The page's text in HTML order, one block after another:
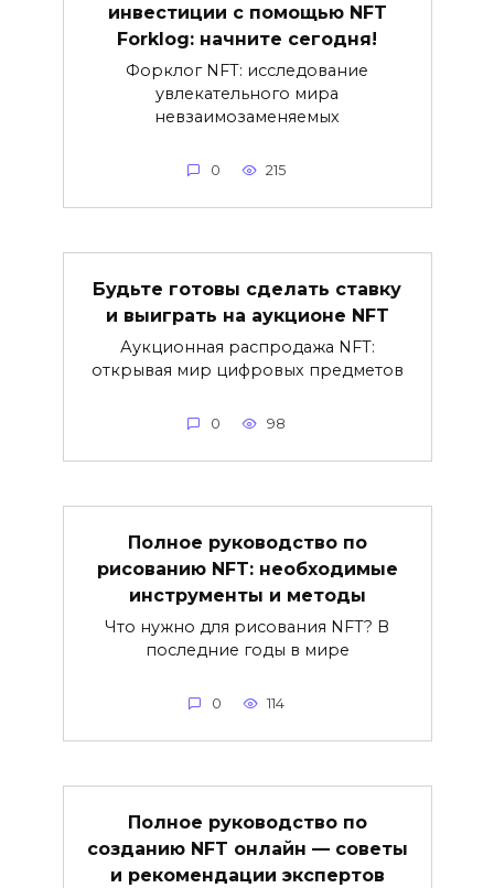
инвестиции с помощью NFT
Forklog: начните сегодня!
Форклог NFT: исследование
увлекательного мира
невзаимозаменяемых
0 215
Будьте готовы сделать ставку
и выиграть на аукционе NFT
Аукционная распродажа NFT:
открывая мир цифровых предметов
0 98
Полное руководство по
рисованию NFT: необходимые
инструменты и методы
Что нужно для рисования NFT? В
последние годы в мире
0 114
Полное руководство по
созданию NFT онлайн — советы
и рекомендации экспертов